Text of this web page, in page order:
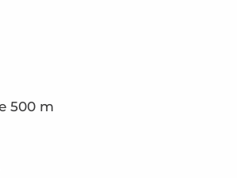
500 m